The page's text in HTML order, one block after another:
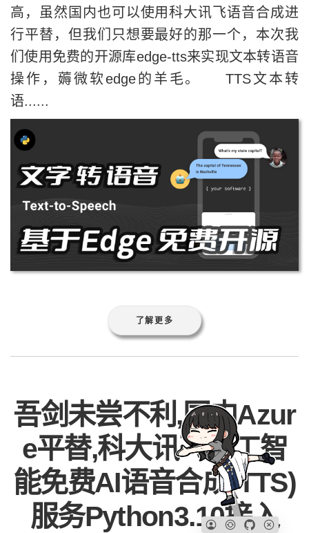
高，虽然国内也可以使用科大讯飞语音合成进
行平替，但我们只想要最好的那一个，本次我
们使用免费的开源库edge-tts来实现文本转语音
操作，薅微软edge的羊毛。 TTS文本转
语......
了解更多
吾剑未尝不利,国内Azur
e平替,科大讯飞人工智
能免费AI语音合成(TTS)
服务Python3.10接入